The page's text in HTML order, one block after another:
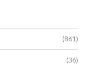
(861)
(36)